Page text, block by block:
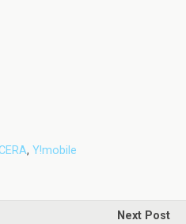
, Y!mobile
Next Post